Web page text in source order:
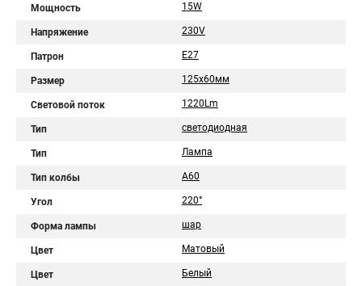
Мощность 15W
Напряжение 230V
Патрон E27
Размер 125х60мм
Световой поток 1220Lm
Тип светодиодная
Тип Лампа
Тип колбы A60
Угол 220°
Форма лампы шар
Цвет Матовый
Цвет Белый